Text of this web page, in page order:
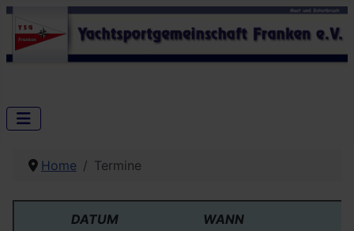
Home Termine
DATUM WANN